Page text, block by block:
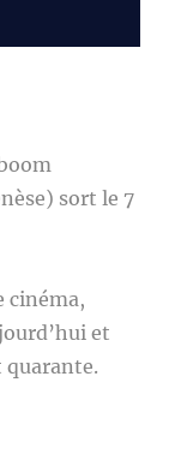
sort le 7
cinéma,
et
quarante.